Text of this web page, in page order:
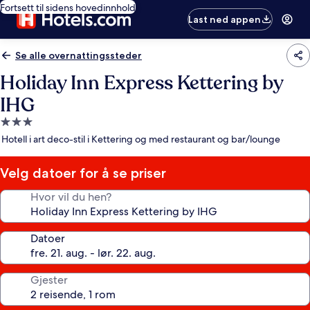
Fortsett til sidens hovedinnhold
Last ned appen
Se alle overnattingssteder
Holiday Inn Express Kettering by
IHG
Overnattingssted
med
stjerner
Hotell i art deco-stil i Kettering og med restaurant og bar/lounge
Velg datoer for å se priser
Hvor vil du hen?
Datoer
Gjester